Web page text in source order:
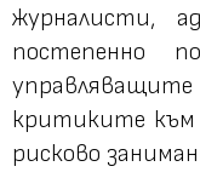
журналисти,
постепенно
критиките към
рисково